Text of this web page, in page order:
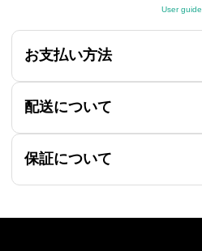
User guide
お支払い方法
配送について
保証について